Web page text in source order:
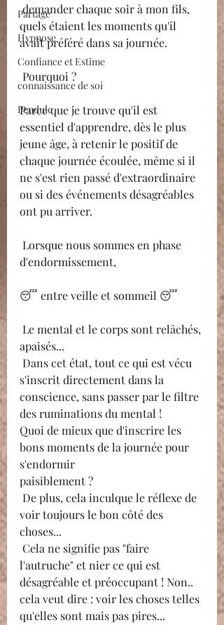
Partage
Hypnose
Confiance et Estime
connaissance de soi
Pendule
demander chaque soir à mon fils,
quels étaient les moments qu'il
avait préféré dans sa journée.
Pourquoi ?
Parce que je trouve qu'il est
essentiel d'apprendre, dès le plus
jeune âge, à retenir le positif de
chaque journée écoulée, même si il
ne s'est rien passé d'extraordinaire
ou si des événements désagréables
ont pu arriver.
d'endormissement,
😴 entre veille et sommeil 😴
apaisés...
s'inscrit directement dans la
conscience, sans passer par le filtre
des ruminations du mental !
Quoi de mieux que d'inscrire les
bons moments de la journée pour
s'endormir
paisiblement ?
voir toujours le bon côté des
choses...
l'autruche" et nier ce qui est
désagréable et préoccupant ! Non..
cela veut dire : voir les choses telles
qu'elles sont mais pas pires...